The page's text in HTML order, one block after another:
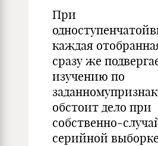
При
каждая
сразу же
изучению по
обстоит дело при
собственно-
серийной